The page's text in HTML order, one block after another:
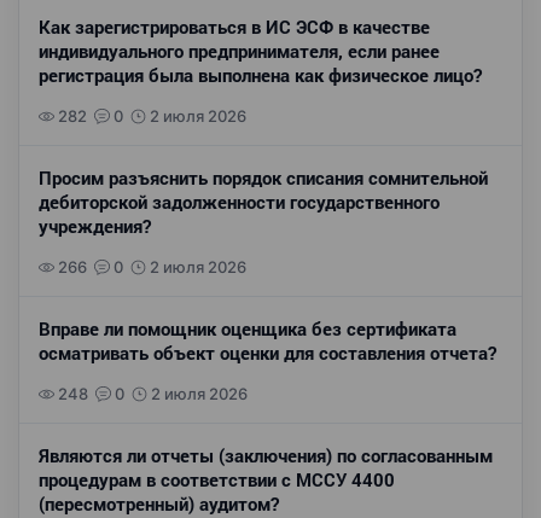
Как зарегистрироваться в ИС ЭСФ в качестве
индивидуального предпринимателя, если ранее
регистрация была выполнена как физическое лицо?
282 0 2 июля 2026
Просим разъяснить порядок списания сомнительной
дебиторской задолженности государственного
учреждения?
266 0 2 июля 2026
Вправе ли помощник оценщика без сертификата
осматривать объект оценки для составления отчета?
248 0 2 июля 2026
Являются ли отчеты (заключения) по согласованным
процедурам в соответствии с МССУ 4400
(пересмотренный) аудитом?